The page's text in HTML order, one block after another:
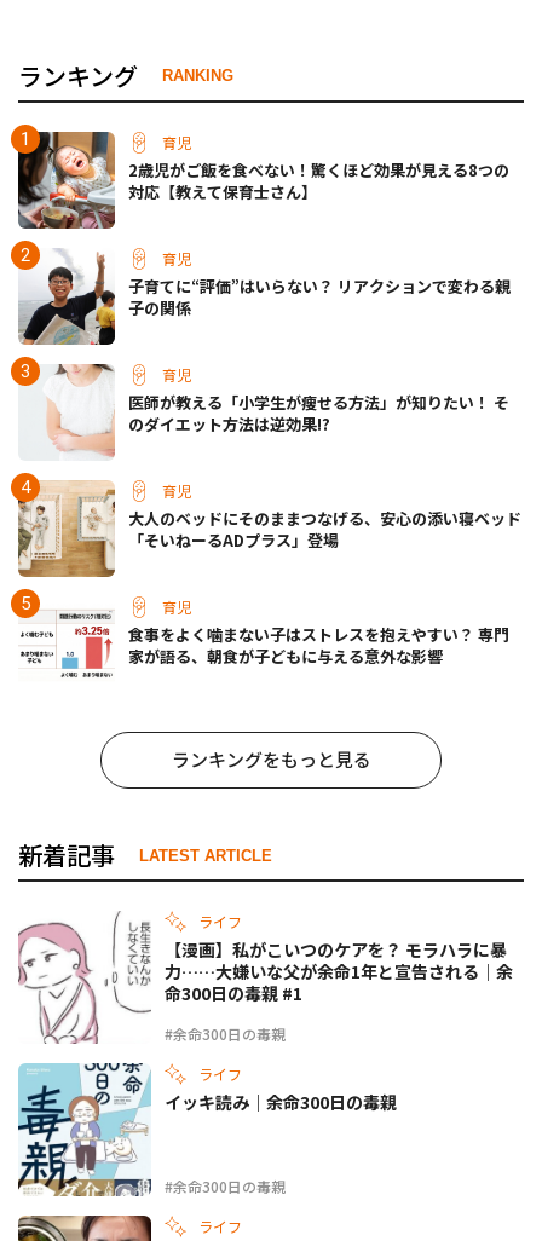
ランキング RANKING
育児
2歳児がご飯を食べない！驚くほど効果が見える8つの
対応【教えて保育士さん】
育児
子育てに“評価”はいらない？ リアクションで変わる親
子の関係
育児
医師が教える「小学生が痩せる方法」が知りたい！ そ
のダイエット方法は逆効果!?
育児
大人のベッドにそのままつなげる、安心の添い寝ベッド
「そいねーるADプラス」登場
育児
食事をよく噛まない子はストレスを抱えやすい？ 専門
家が語る、朝食が子どもに与える意外な影響
ランキングをもっと見る
新着記事 LATEST ARTICLE
ライフ
#余命300日の毒親
【漫画】私がこいつのケアを？ モラハラに暴
力……大嫌いな父が余命1年と宣告される｜余
命300日の毒親 #1
ライフ
#余命300日の毒親
イッキ読み｜余命300日の毒親
ライフ